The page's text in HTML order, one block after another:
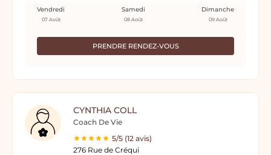
PRENDRE RENDEZ-VOUS
Vendredi
07 Août
Samedi
08 Août
Dimanche
09 Août
CYNTHIA COLL
Coach De Vie
5/5 (12 avis)
276 Rue de Créqui